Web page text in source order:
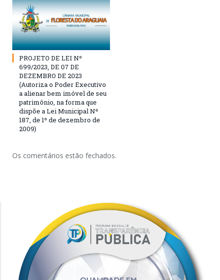
PROJETO DE LEI Nº
699/2023, DE 07 DE
DEZEMBRO DE 2023
(Autoriza o Poder Executivo
a alienar bem imóvel de seu
patrimônio, na forma que
dispõe a Lei Municipal Nº
187, de 1º de dezembro de
2009)
Os comentários estão fechados.